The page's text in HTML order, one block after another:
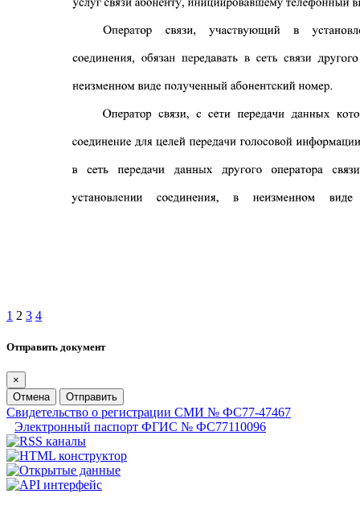
1 2 3 4
Отправить документ
×
Отмена
Отправить
Свидетельство о регистрации СМИ № ФС77-47467
Электронный паспорт ФГИС № ФС77110096